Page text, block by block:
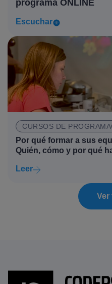
programa ONLINE
Escuchar
CURSOS DE
Por qué formar a sus
Quién, cómo y por qué
Leer
Ver